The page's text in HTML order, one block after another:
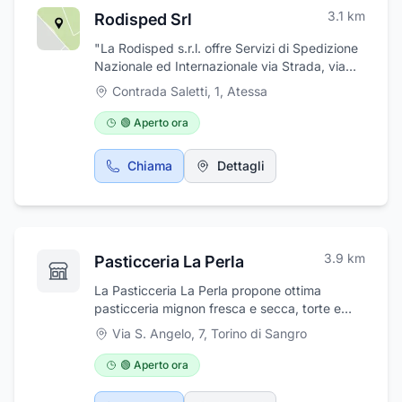
Rodisped Srl 3.1 km
"La Rodisped s.r.l. offre Servizi di Spedizione
Nazionale ed Internazionale via Strada, via
Aerea, via Nave, via Treno ed Intermodale.
Contrada Saletti, 1, Atessa
🟢 Aperto ora
Chiama Dettagli
Pasticceria La Perla 3.9 km
La Pasticceria La Perla propone ottima
pasticceria mignon fresca e secca, torte e
semifreddi per tutti i gusti. La pasticceria, che
svolge anche servizio bar, si distingue per la
grande conoscenza e manualità nel cake
design per la realizzazione di torte
personalizzate per ogni occasione. La
Via S. Angelo, 7, Torino di Sangro
🟢 Aperto ora